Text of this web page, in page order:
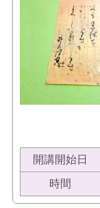
開講開始日
時間